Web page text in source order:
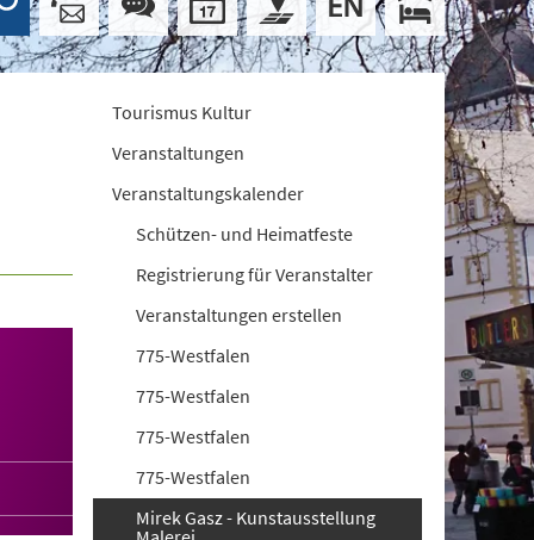
Tourismus Kultur
Veranstaltungen
Veranstaltungskalender
Schützen- und Heimatfeste
Registrierung für Veranstalter
Veranstaltungen erstellen
775-Westfalen
775-Westfalen
775-Westfalen
775-Westfalen
Mirek Gasz - Kunstausstellung